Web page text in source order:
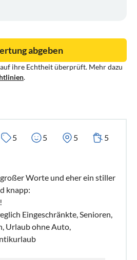
Schonbezügen ausgestattet.
bieten wir Ihnen an,
in Ihrem Domizil
und Abziehen der Bettwäsche
gilt für Handtuchpakete,
und einem Handtuch.
ihre Echtheit überprüft. Mehr dazu
.
abgeben
5 5 5 5
Worte und eher ein stiller
knapp:
Eingeschränkte, Senioren,
Urlaub ohne Auto,